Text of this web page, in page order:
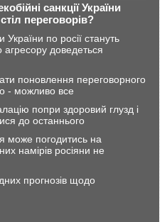
санкції України
переговорів?
України по росії стануть
доведеться
поновлення переговорного
- можливо все
попри здоровий глузд і
до останнього
може погодитись на
намірів росіяни не
прогнозів щодо